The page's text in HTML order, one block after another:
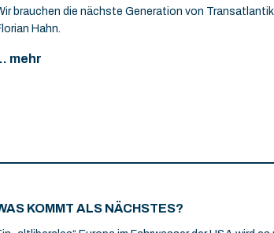
brauchen die nächste Generation von
Hahn.
mehr
KOMMT ALS NÄCHSTES?